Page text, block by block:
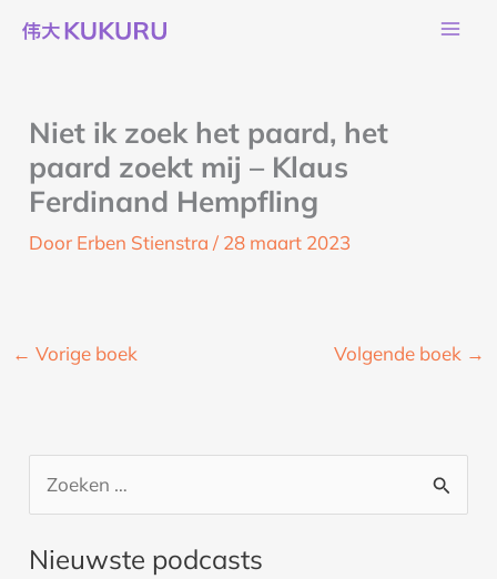
naar
Niet ik zoek het paard, het
paard zoekt mij – Klaus
Ferdinand Hempfling
Door Erben Stienstra/ 28 maart 2023
← Vorige boek Volgende boek →
e
Nieuwste podcasts